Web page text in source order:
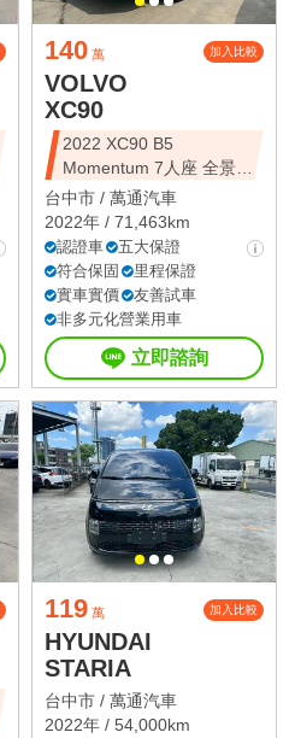
140 萬 加入比較
VOLVO
XC90
2022 XC90 B5
Momentum 7人座 全景天
窗
台中市 / 萬通汽車
2022年 / 71,463km
認證車
五大保證
符合保固
里程保證
實車實價
友善試車
非多元化營業用車
立即諮詢
119 萬 加入比較
HYUNDAI
STARIA
台中市 / 萬通汽車
2022年 / 54,000km